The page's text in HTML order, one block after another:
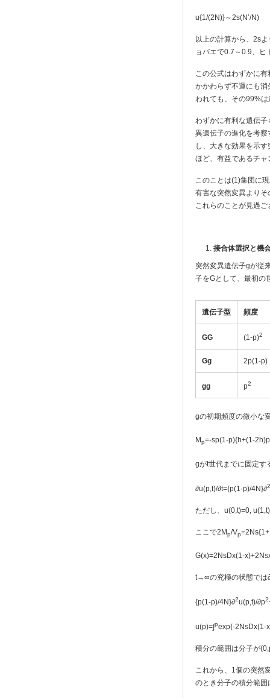
u{1/(2N)}～2s(N’/N)
以上の計算から、2s
ョバエで0.7～0.9、
この公式はわずかに
かかわらず不運にも
われても、その99%
わずかに有利な遺伝
異遺伝子の進化を考
し、大きな効果を示
ほど、有益であるチ
このことは(1)集団に
有害な突然変異より
これらのことが見過
接合体選択と機
突然変異遺伝子gが従
子をGとして、最初の
遺伝子型 頻度
GG (1-p)2
Gg 2p(1-p)
gg p2
gの初期頻度の微小な
Mp=-sp(1-p){h+(1-
gがt世代までに固定す
∂u(p,t)/∂t={p(1-p)/4N}∂2
ただし、u(0,t)=0,
ここで2Mp/Vp
G(x)=2NsDx(1-
t→∞の究極の状態では
{p(1-p)/4N}∂2u(p,t)/∂p2
u(p)=∫pexp{-2NsDx(1-
積分の範囲は分子が
これから、1個の突然
のとき分子の積分範